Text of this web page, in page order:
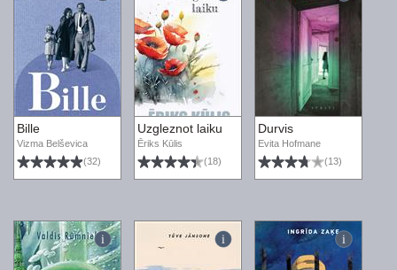
Bille
Vizma Belševica
(32)
Uzgleznot laiku
Ēriks Kūlis
(18)
Durvis
Evita Hofmane
(13)